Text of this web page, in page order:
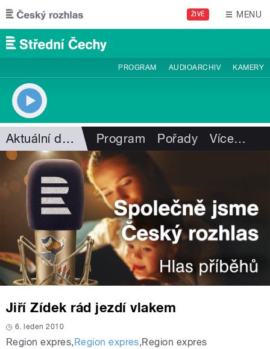
Přejít k hlavnímu obsahu
ŽIVĚ MENU
PROGRAM AUDIOARCHIV KAMERY
Aktuální dění Program Pořady Více…
Jiří Zídek rád jezdí vlakem
6. leden 2010
Region expres,Region expres,Region expres